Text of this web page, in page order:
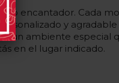
encantador. Cada
y
un ambiente especial
en el lugar indicado.